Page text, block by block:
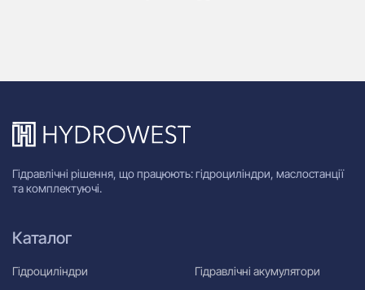
Гідравлічні рішення, що працюють: гідроциліндри, маслостанції
та комплектуючі.
Каталог
Гідроциліндри Гідравлічні акумулятори